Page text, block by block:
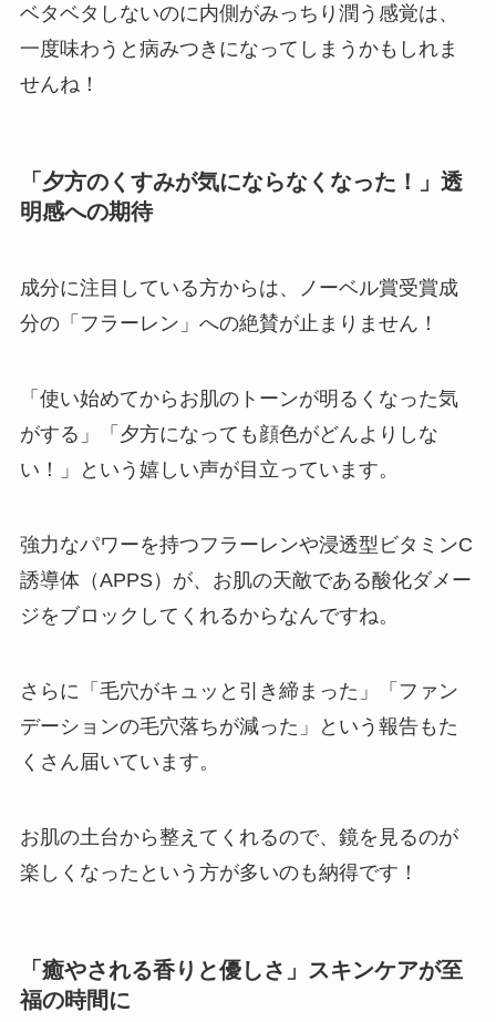
ベタベタしないのに内側がみっちり潤う感覚は、
一度味わうと病みつきになってしまうかもしれま
せんね！
「夕方のくすみが気にならなくなった！」透
明感への期待
成分に注目している方からは、ノーベル賞受賞成
分の「フラーレン」への絶賛が止まりません！
「使い始めてからお肌のトーンが明るくなった気
がする」「夕方になっても顔色がどんよりしな
い！」という嬉しい声が目立っています。
強力なパワーを持つフラーレンや浸透型ビタミンC
誘導体（APPS）が、お肌の天敵である酸化ダメー
ジをブロックしてくれるからなんですね。
さらに「毛穴がキュッと引き締まった」「ファン
デーションの毛穴落ちが減った」という報告もた
くさん届いています。
お肌の土台から整えてくれるので、鏡を見るのが
楽しくなったという方が多いのも納得です！
「癒やされる香りと優しさ」スキンケアが至
福の時間に